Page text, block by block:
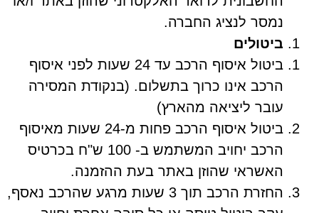
נמסר לנציג החברה.
ביטולים
ביטול איסוף הרכב עד 24 שעות לפני איסוף
הרכב אינו כרוך בתשלום. (בנקודת המסירה
עובר ליציאה מהארץ)
ביטול איסוף הרכב פחות מ-24 שעות מאיסוף
הרכב יחויב המשתמש ב- 100 ש"ח בכרטיס
האשראי שהוזן באתר בעת ההזמנה.
החזרת הרכב תוך 3 שעות מרגע שהרכב נאסף,